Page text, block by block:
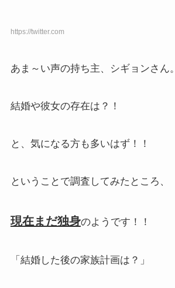
https://twitter.com
あま～い声の持ち主、シギョンさん。
結婚や彼女の存在は？！
と、気になる方も多いはず！！
ということで調査してみたところ、
現在まだ独身のようです！！
「結婚した後の家族計画は？」